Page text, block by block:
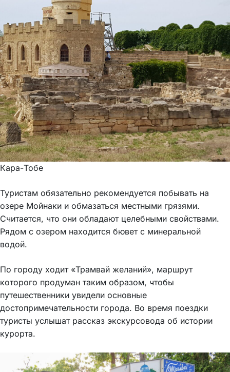
Кара-Тобе
Туристам обязательно рекомендуется побывать на
озере Мойнаки и обмазаться местными грязями.
Считается, что они обладают целебными свойствами.
Рядом с озером находится бювет с минеральной
водой.
По городу ходит «Трамвай желаний», маршрут
которого продуман таким образом, чтобы
путешественники увидели основные
достопримечательности города. Во время поездки
туристы услышат рассказ экскурсовода об истории
курорта.